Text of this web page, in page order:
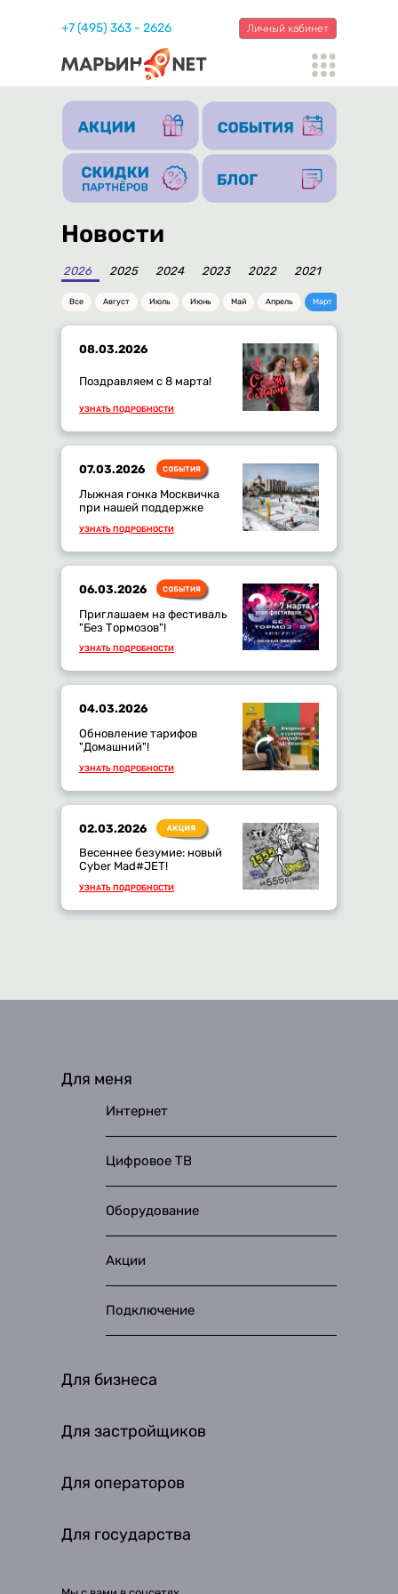
+7 (495) 363 - 2626 Личный кабинет
Новости
2026 2025 2024 2023 2022 2021
Все Август Июль Июнь Май Апрель Март
08.03.2026
Поздравляем с 8 марта!
УЗНАТЬ ПОДРОБНОСТИ
07.03.2026
Лыжная гонка Москвичка
при нашей поддержке
УЗНАТЬ ПОДРОБНОСТИ
06.03.2026
Приглашаем на фестиваль
"Без Тормозов"!
УЗНАТЬ ПОДРОБНОСТИ
04.03.2026
Обновление тарифов
"Домашний"!
УЗНАТЬ ПОДРОБНОСТИ
02.03.2026
Весеннее безумие: новый
Cyber Mad#JET!
УЗНАТЬ ПОДРОБНОСТИ
Для меня
Интернет
Цифровое ТВ
Оборудование
Акции
Подключение
Для бизнеса
Для застройщиков
Для операторов
Для государства